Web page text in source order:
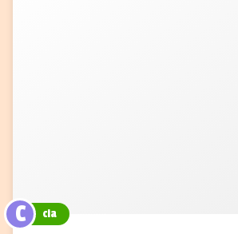
C cia